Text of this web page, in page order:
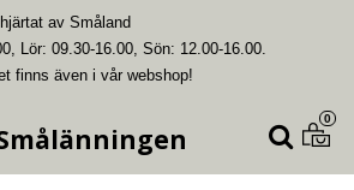
hjärtat av Småland
Lör: 09.30-16.00, Sön: 12.00-16.00.
finns även i vår webshop!
0